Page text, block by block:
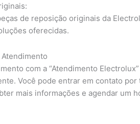
de reposição originais da
oferecidas.
com a “Atendimento
Você pode entrar em contato
mais informações e agendar um